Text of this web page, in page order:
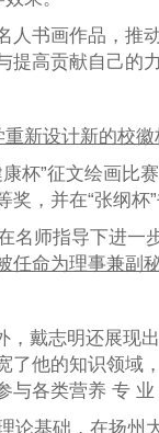
人书画作品，推
高贡献自己的力
新设计新的校
杯”征文绘画
奖，并在“张纲
名师指导下进一
命为理事兼副
戴志明还展现
了他的知识领域
各类营养 专
论基础，在扬